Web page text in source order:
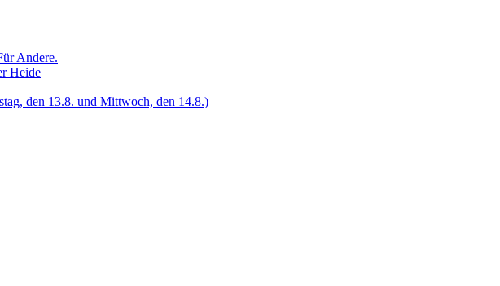
Andere.
Heide
den 13.8. und Mittwoch, den 14.8.)